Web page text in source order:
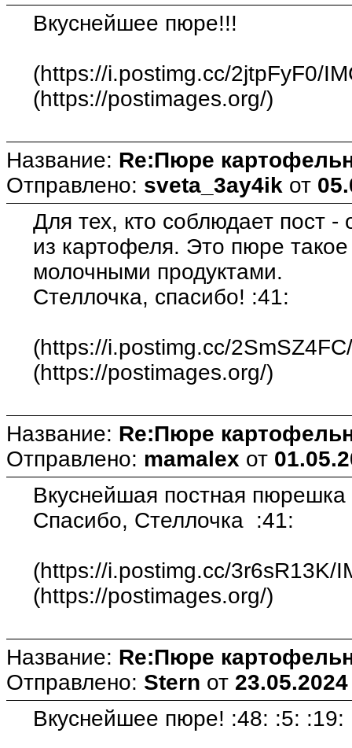
Вкуснейшее пюре!!!
(https://i.postimg.cc/2jtpFyF0/
(https://postimages.org/)
Название: Re:Пюре
Отправлено: sveta_3ay4ik от
Для тех, кто соблюдает пост
из картофеля. Это пюре
молочными продуктами.
Стеллочка, спасибо! :41:
(https://i.postimg.cc/
(https://postimages.org/)
Название: Re:Пюре
Отправлено: mamalex от
Вкуснейшая постная
Спасибо, Стеллочка :41:
(https://i.postimg.cc/3r6sR13K/
(https://postimages.org/)
Название: Re:Пюре
Отправлено: Stern от
Вкуснейшее пюре! :48: :5: :19: